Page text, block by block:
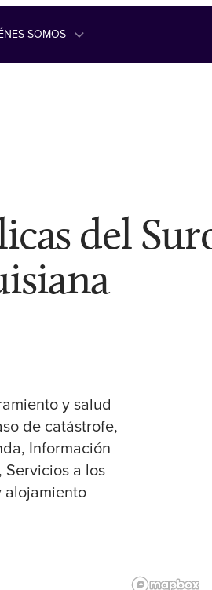
SOMOS
del
y salud
de catástrofe
Información
Servicios a los
alojamiento